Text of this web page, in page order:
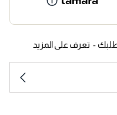
تعرف على المزيد